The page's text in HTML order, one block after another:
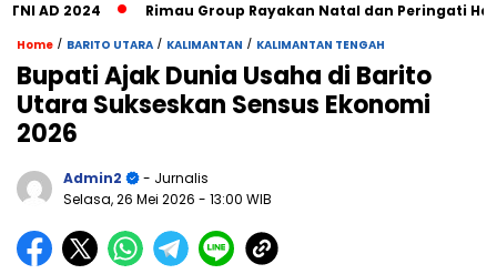
2024 Rimau Group Rayakan Natal dan Peringati Hari
Home / BARITO UTARA / KALIMANTAN / KALIMANTAN TENGAH
Bupati Ajak Dunia Usaha di Barito
Utara Sukseskan Sensus Ekonomi
2026
Admin2
- Jurnalis
Selasa, 26 Mei 2026 - 13:00 WIB